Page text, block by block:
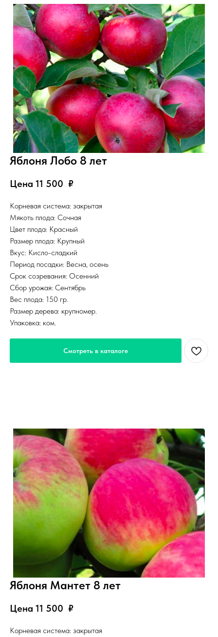
Яблоня Лобо 8 лет
Цена 11 500 ₽
Корневая система: закрытая
Мякоть плода: Сочная
Цвет плода: Красный
Размер плода: Крупный
Вкус: Кисло-сладкий
Период посадки: Весна, осень
Срок созревания: Осенний
Сбор урожая: Сентябрь
Вес плода: 150 гр.
Размер дерева: крупномер.
Упаковка: ком.
Смотреть в каталоге
Яблоня Мантет 8 лет
Цена 11 500 ₽
Корневая система: закрытая